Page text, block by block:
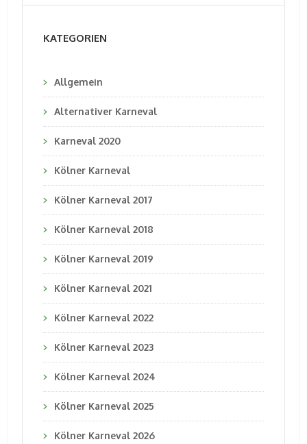
KATEGORIEN
Allgemein
Alternativer Karneval
Karneval 2020
Kölner Karneval
Kölner Karneval 2017
Kölner Karneval 2018
Kölner Karneval 2019
Kölner Karneval 2021
Kölner Karneval 2022
Kölner Karneval 2023
Kölner Karneval 2024
Kölner Karneval 2025
Kölner Karneval 2026